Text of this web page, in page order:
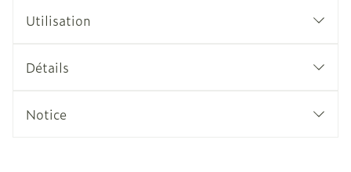
Utilisation
Détails
Notice